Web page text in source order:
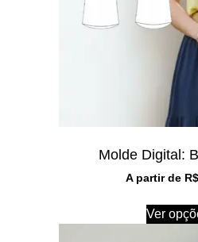
Molde Digital:
A partir de R$
Ver